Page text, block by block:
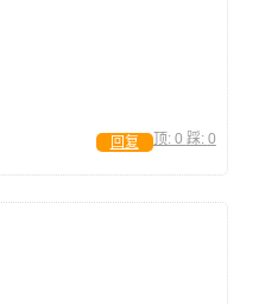
顶: 0 踩: 0
回复